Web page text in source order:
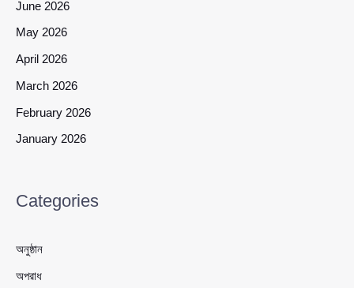
June 2026
May 2026
April 2026
March 2026
February 2026
January 2026
Categories
অনুষ্ঠান
অপরাধ